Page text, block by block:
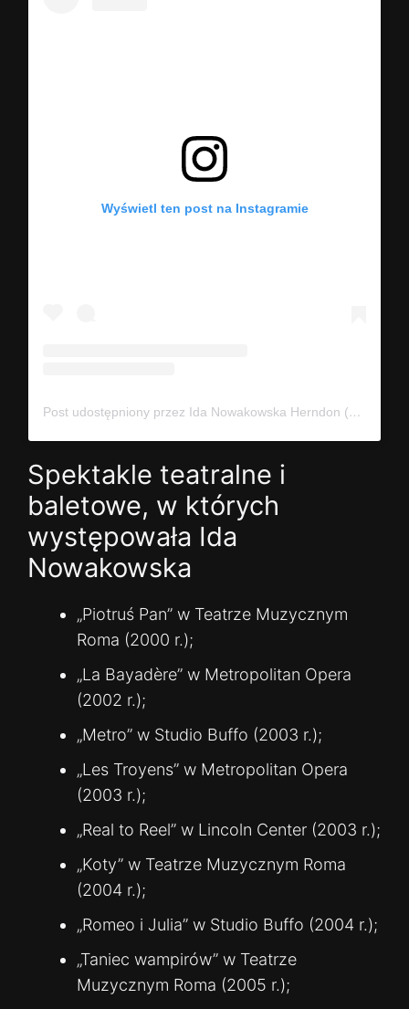
Wyświetl ten post na Instagramie
Post udostępniony przez Ida Nowakowska Herndon (@idavictoria)
Spektakle teatralne i
baletowe, w których
występowała Ida
Nowakowska
„Piotruś Pan” w Teatrze Muzycznym
Roma (2000 r.);
„La Bayadère” w Metropolitan Opera
(2002 r.);
„Metro” w Studio Buffo (2003 r.);
„Les Troyens” w Metropolitan Opera
(2003 r.);
„Real to Reel” w Lincoln Center (2003 r.);
„Koty” w Teatrze Muzycznym Roma
(2004 r.);
„Romeo i Julia” w Studio Buffo (2004 r.);
„Taniec wampirów” w Teatrze
Muzycznym Roma (2005 r.);